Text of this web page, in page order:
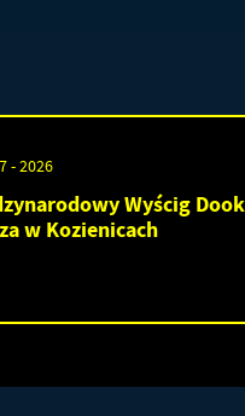
- 2026
Wyścig
w Kozienicach